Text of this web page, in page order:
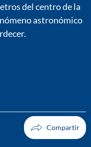
del centro de la
astronómico